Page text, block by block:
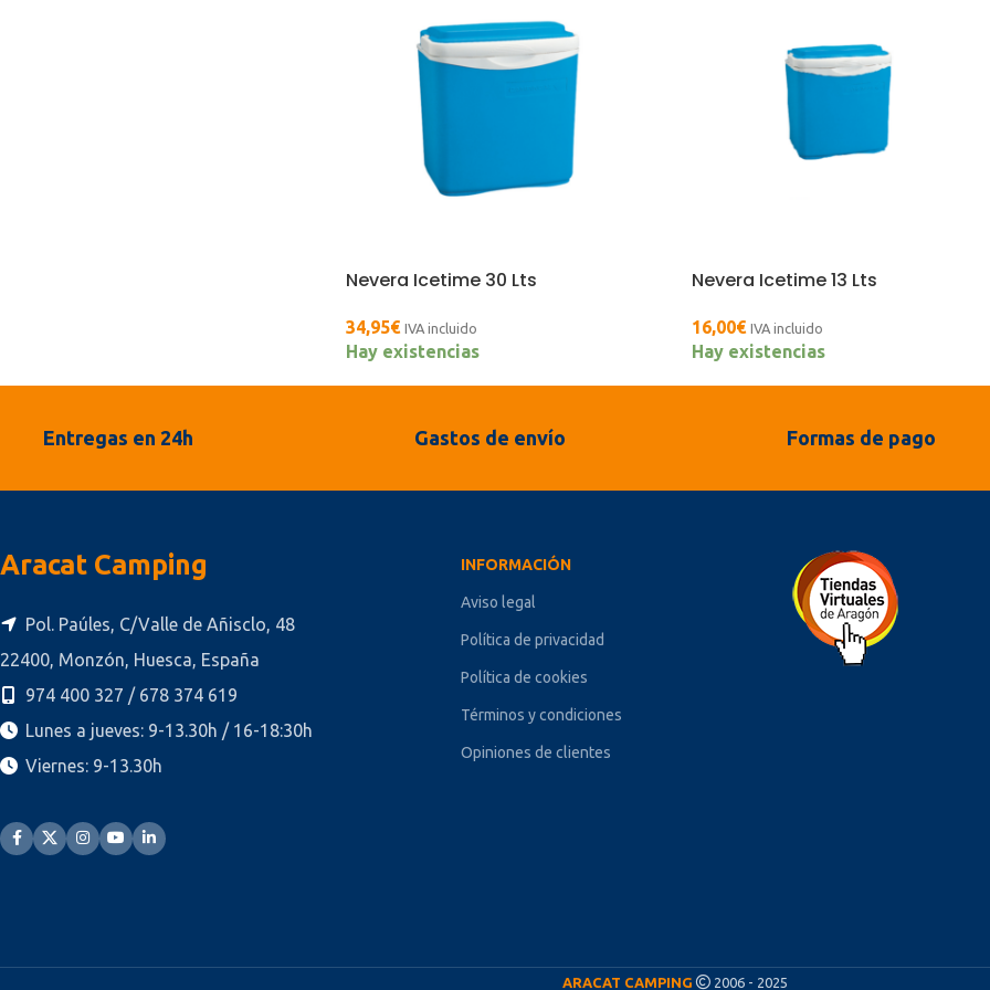
Nevera Icetime 30 Lts
34,95€ IVA incluido
Hay existencias
Nevera Icetime 13 Lts
16,00€ IVA incluido
Hay existencias
Entregas en 24h Gastos de envío Formas de pago
Aracat Camping
Pol. Paúles, C/Valle de Añisclo, 48
22400, Monzón, Huesca, España
974 400 327 / 678 374 619
Lunes a jueves: 9-13.30h / 16-18:30h
Viernes: 9-13.30h
INFORMACIÓN
Aviso legal
Política de privacidad
Política de cookies
Términos y condiciones
Opiniones de clientes
ARACAT CAMPING 2006 - 2025